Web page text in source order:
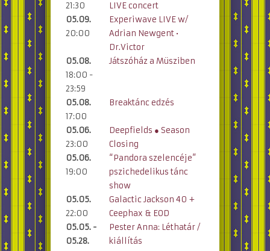
21:30
LIVE concert
05.09.
20:00
Experiwave LIVE w/
Adrian Newgent •
Dr.Victor
05.08.
18:00 -
23:59
Játszóház a Müsziben
05.08.
17:00
Breaktánc edzés
05.06.
23:00
Deepfields ● Season
Closing
05.06.
19:00
“Pandora szelencéje”
pszichedelikus tánc
show
05.05.
22:00
Galactic Jackson 40 +
Ceephax & EOD
05.05. -
05.28.
Pester Anna: Léthatár /
kiállítás